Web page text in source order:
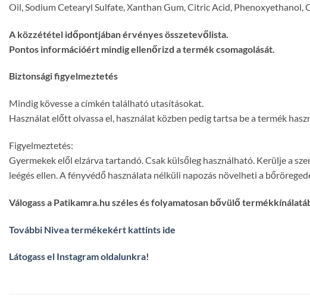
Oil, Sodium Cetearyl Sulfate, Xanthan Gum, Citric Acid,
A közzététel időpontjában érvényes összetevőlista.
Pontos információért mindig ellenőrizd a termék csomagolását.
Biztonsági figyelmeztetés
Mindig kövesse a címkén található utasításokat.
Használat előtt olvassa el, használat közben pedig tartsa be a termék
Figyelmeztetés:
Gyermekek elől elzárva tartandó. Csak külsőleg használható. Kerülje a
leégés ellen. A fényvédő használata nélküli napozás növelheti a
Válogass a Patikamra.hu széles és folyamatosan bővülő
További Nivea termékekért kattints ide
Látogass el Instagram oldalunkra!